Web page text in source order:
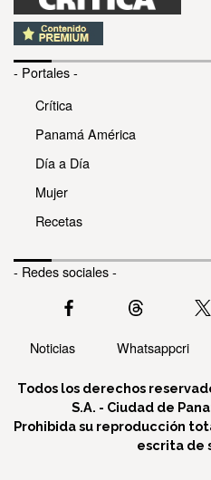
- Portales -
Crítica
Panamá América
Día a Día
Mujer
Recetas
- Redes sociales -
Noticias Whatsappcri
Todos los derechos
S.A. - Ciudad de
Prohibida su reproducción
escrita de